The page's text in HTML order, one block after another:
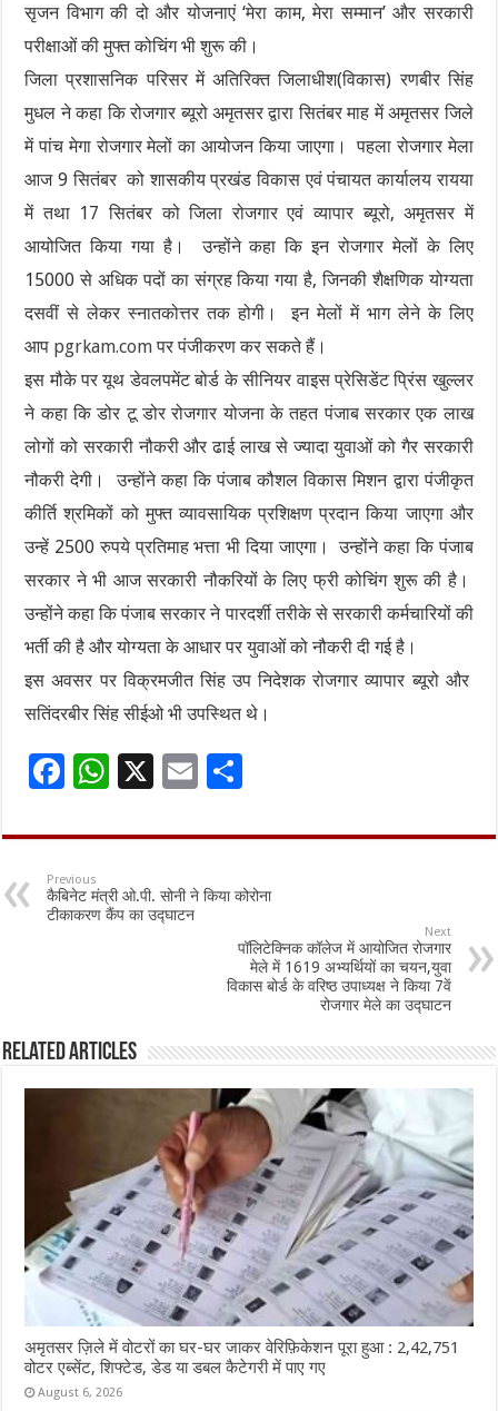
सृजन विभाग की दो और योजनाएं ‘मेरा काम, मेरा सम्मान’ और सरकारी
परीक्षाओं की मुफ्त कोचिंग भी शुरू की।
जिला प्रशासनिक परिसर में अतिरिक्त जिलाधीश(विकास) रणबीर सिंह
मुधल ने कहा कि रोजगार ब्यूरो अमृतसर द्वारा सितंबर माह में अमृतसर जिले
में पांच मेगा रोजगार मेलों का आयोजन किया जाएगा। पहला रोजगार मेला
आज 9 सितंबर को शासकीय प्रखंड विकास एवं पंचायत कार्यालय रायया
में तथा 17 सितंबर को जिला रोजगार एवं व्यापार ब्यूरो, अमृतसर में
आयोजित किया गया है। उन्होंने कहा कि इन रोजगार मेलों के लिए
15000 से अधिक पदों का संग्रह किया गया है, जिनकी शैक्षणिक योग्यता
दसवीं से लेकर स्नातकोत्तर तक होगी। इन मेलों में भाग लेने के लिए
आप pgrkam.comपर पंजीकरण कर सकते हैं।
इस मौके पर यूथ डेवलपमेंट बोर्ड के सीनियर वाइस प्रेसिडेंट प्रिंस खुल्लर
ने कहा कि डोर टू डोर रोजगार योजना के तहत पंजाब सरकार एक लाख
लोगों को सरकारी नौकरी और ढाई लाख से ज्यादा युवाओं को गैर सरकारी
नौकरी देगी। उन्होंने कहा कि पंजाब कौशल विकास मिशन द्वारा पंजीकृत
कीर्ति श्रमिकों को मुफ्त व्यावसायिक प्रशिक्षण प्रदान किया जाएगा और
उन्हें 2500 रुपये प्रतिमाह भत्ता भी दिया जाएगा। उन्होंने कहा कि पंजाब
सरकार ने भी आज सरकारी नौकरियों के लिए फ्री कोचिंग शुरू की है।
उन्होंने कहा कि पंजाब सरकार ने पारदर्शी तरीके से सरकारी कर्मचारियों की
भर्ती की है और योग्यता के आधार पर युवाओं को नौकरी दी गई है।
इस अवसर पर विक्रमजीत सिंह उप निदेशक रोजगार व्यापार ब्यूरो और
सतिंदरबीर सिंह सीईओ भी उपस्थित थे।
F
e
b
o
W
at
sA
p
X
E
ai
l
ar
e
Previous
कैबिनेट मंत्री ओ.पी. सोनी ने किया कोरोना
टीकाकरण कैंप का उद्घाटन
Next
पॉलिटेक्निक कॉलेज में आयोजित रोजगार
मेले में 1619 अभ्यर्थियों का चयन,युवा
विकास बोर्ड के वरिष्ठ उपाध्यक्ष ने किया 7वें
रोजगार मेले का उद्घाटन
Related Articles
अमृतसर ज़िले में वोटरों का घर-घर जाकर वेरिफ़िकेशन पूरा हुआ : 2,42,751
वोटर एब्सेंट, शिफ्टेड, डेड या डबल कैटेगरी में पाए गए
August 6, 2026